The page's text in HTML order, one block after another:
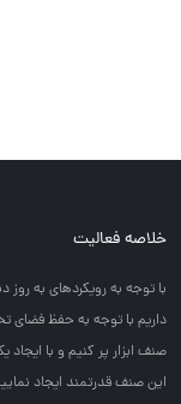
خلاصه فعالیت
با توجه به رويكردهاي به
داريم با توجه به حفظ فضاي
صنف ابزار پر كنيم و با
اين صنف قدرتمند ايجاد نماييم. کد